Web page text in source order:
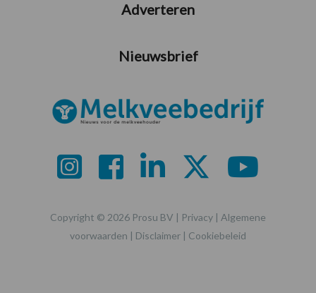
Adverteren
Nieuwsbrief
Copyright © 2026 Prosu BV | Privacy | Algemene
voorwaarden | Disclaimer | Cookiebeleid